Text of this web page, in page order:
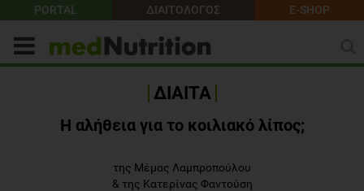
PORTAL ΔΙΑΙΤΟΛΟΓΟΣ E-SHOP
ΔΙΑΙΤΑ
Η αλήθεια για το κοιλιακό λίπος;
της Μέμας Λαμπροπούλου
& της Κατερίνας Φαντούση